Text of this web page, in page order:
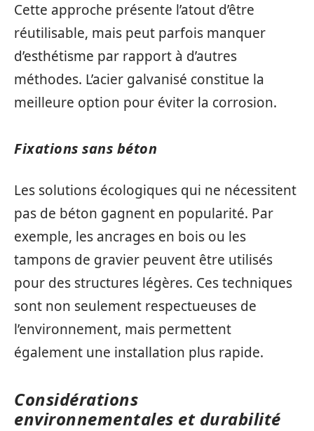
Cette approche présente l’atout d’être
réutilisable, mais peut parfois manquer
d’esthétisme par rapport à d’autres
méthodes. L’acier galvanisé constitue la
meilleure option pour éviter la corrosion.
Fixations sans béton
Les solutions écologiques qui ne nécessitent
pas de béton gagnent en popularité. Par
exemple, les ancrages en bois ou les
tampons de gravier peuvent être utilisés
pour des structures légères. Ces techniques
sont non seulement respectueuses de
l’environnement, mais permettent
également une installation plus rapide.
Considérations
environnementales et durabilité